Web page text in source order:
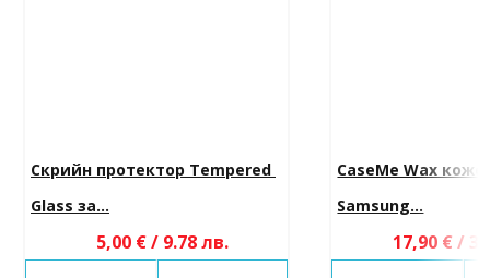
Скрийн протектор Tempered
Glass за...
5,00 € / 9.78 лв.
CaseMe Wax
Samsung...
17,90 € /